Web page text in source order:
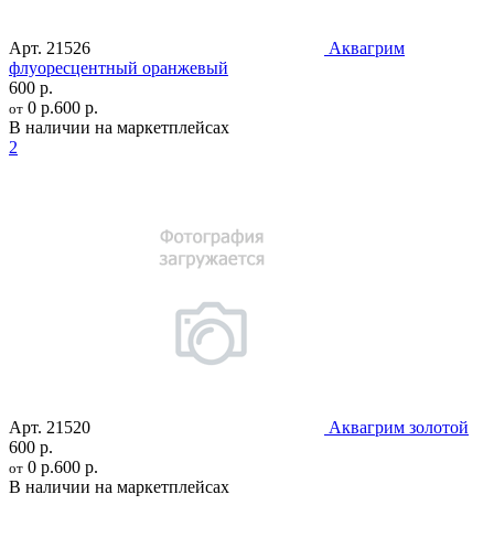
Арт. 21526
Аквагрим
флуоресцентный оранжевый
600 р.
от 0 р.600 р.
В наличии на маркетплейсах
2
Арт. 21520
Аквагрим золотой
600 р.
от 0 р.600 р.
В наличии на маркетплейсах